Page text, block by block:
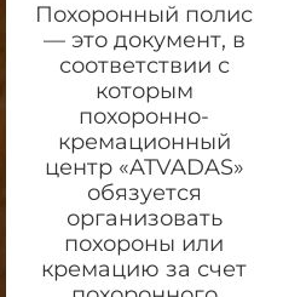
Похоронный полис
— это документ, в
соответствии с
которым
похоронно-
кремационный
центр «ATVADAS»
обязуется
организовать
похороны или
кремацию за счет